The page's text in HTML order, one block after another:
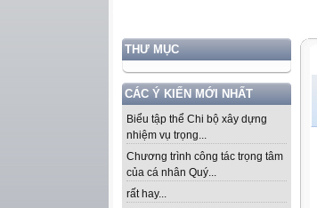
THƯ MỤC
CÁC Ý KIẾN MỚI NHẤT
Biểu tập thể Chi bộ xây dựng
nhiệm vụ trọng...
Chương trình công tác trọng tâm
của cá nhân Quý...
rất hay...